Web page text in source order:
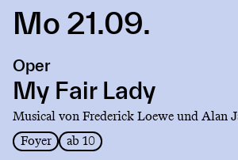
Link
My
Fair
Lady
Mo 21.09.
Oper
My Fair Lady
Musical von Frederick Loewe und Alan
Foyer
ab 10